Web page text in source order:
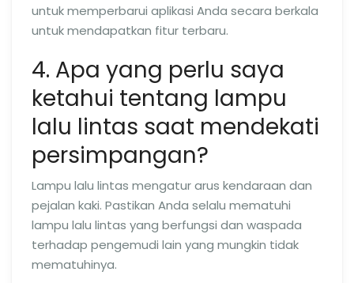
untuk memperbarui aplikasi Anda secara berkala
untuk mendapatkan fitur terbaru.
4. Apa yang perlu saya
ketahui tentang lampu
lalu lintas saat mendekati
persimpangan?
Lampu lalu lintas mengatur arus kendaraan dan
pejalan kaki. Pastikan Anda selalu mematuhi
lampu lalu lintas yang berfungsi dan waspada
terhadap pengemudi lain yang mungkin tidak
mematuhinya.